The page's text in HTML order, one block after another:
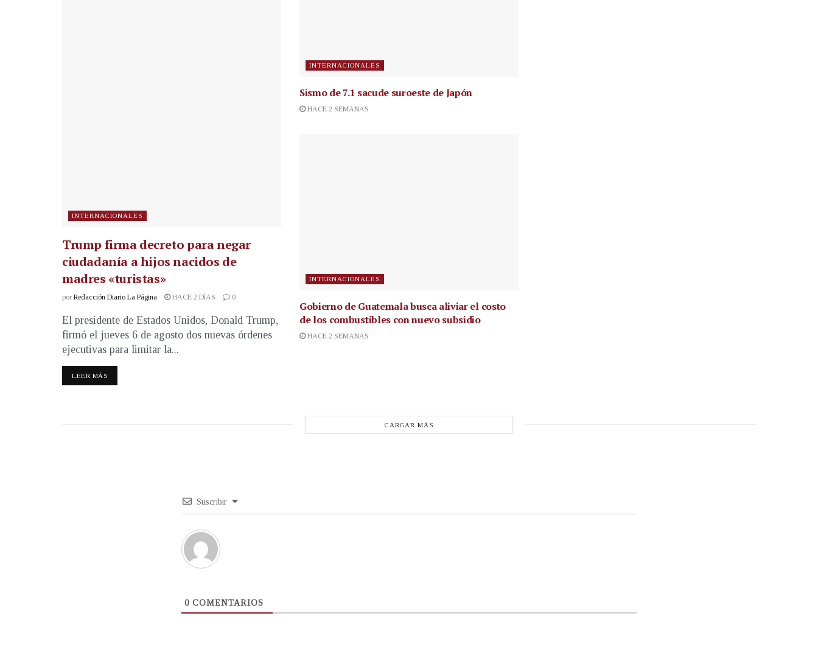
INTERNACIONALES
Trump firma decreto para negar
ciudadanía a hijos nacidos de
madres «turistas»
por Redacción Diario La Página HACE 2 DÍAS 0
El presidente de Estados Unidos, Donald Trump,
firmó el jueves 6 de agosto dos nuevas órdenes
ejecutivas para limitar la...
LEER MÁS
INTERNACIONALES
Sismo de 7.1 sacude suroeste de Japón
HACE 2 SEMANAS
INTERNACIONALES
Gobierno de Guatemala busca aliviar el costo
de los combustibles con nuevo subsidio
HACE 2 SEMANAS
CARGAR MÁS
Suscribir
0 COMENTARIOS